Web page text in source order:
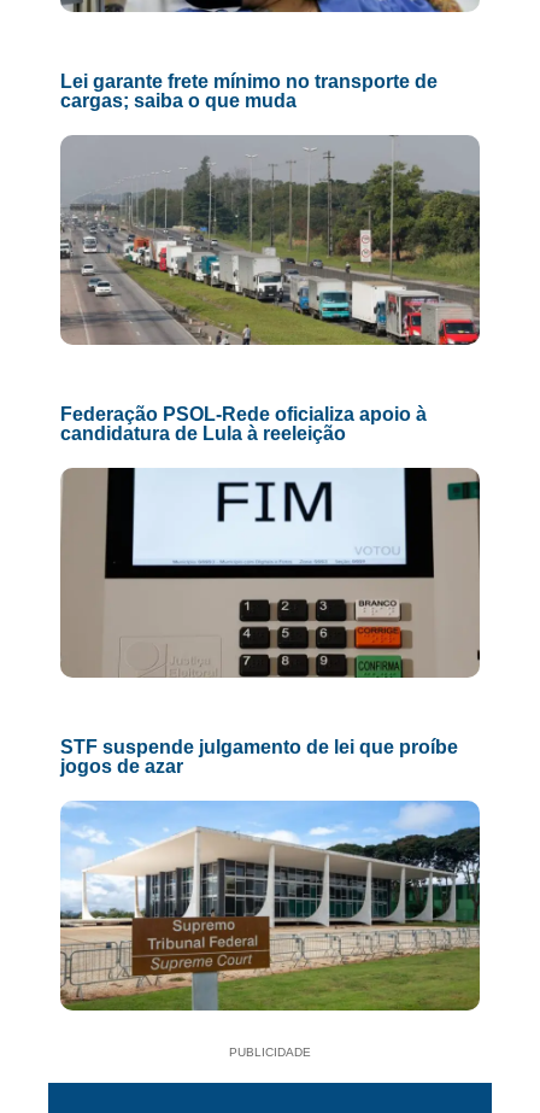
Lei garante frete mínimo no transporte de
cargas; saiba o que muda
Federação PSOL-Rede oficializa apoio à
candidatura de Lula à reeleição
STF suspende julgamento de lei que proíbe
jogos de azar
PUBLICIDADE